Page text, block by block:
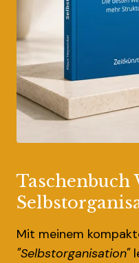
Taschenbuch
Mit meinem
"Selbstorganisation"